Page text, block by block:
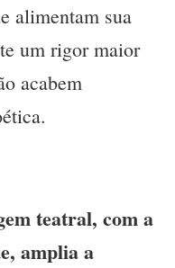
alimentam sua
um rigor maior
acabem
teatral, com a
amplia a